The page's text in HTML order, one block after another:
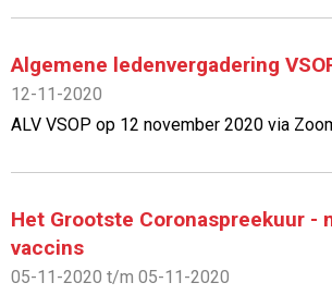
Algemene ledenvergadering
12-11-2020
ALV VSOP op 12 november 2020 via
Het Grootste Coronaspreekuur -
vaccins
05-11-2020 t/m 05-11-2020